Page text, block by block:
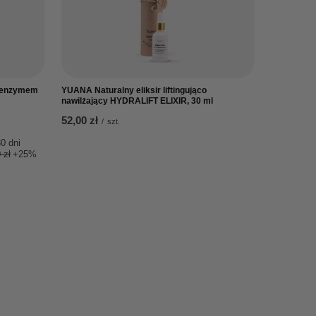
dni
zł +25%
YUANA Naturalny eliksir liftingująco
nawilżający HYDRALIFT ELIXIR, 30 ml
52,00 zł / szt.